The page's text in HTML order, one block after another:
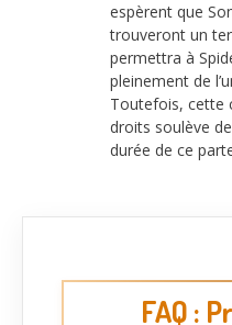
espèrent que
trouveront un
permettra à
pleinement de
Toutefois, cette
droits soulève
durée de ce
FAQ :